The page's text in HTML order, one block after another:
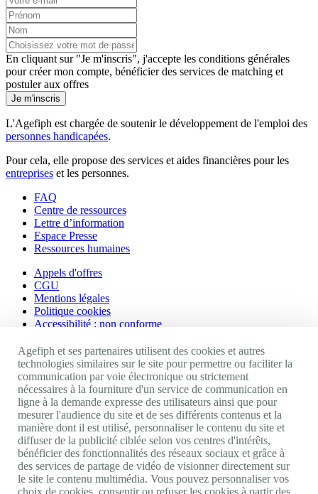
En cliquant sur "Je m'inscris", j'accepte les conditions générales
pour créer mon compte, bénéficier des services de matching et
postuler aux offres
Je m'inscris
L'Agefiph est chargée de soutenir le développement de l'emploi des
personnes handicapées.
Pour cela, elle propose des services et aides financières pour les
entreprises et les personnes.
FAQ
Centre de ressources
Lettre d’information
Espace Presse
Ressources humaines
Appels d'offres
CGU
Mentions légales
Politique cookies
Accessibilité : non conforme
Nos autres sites
Site portail Agefiph
Activateur de progrès
Handinnov
Innovation et recherche
Université du RRH
Service AppuiPro
Nous suivre
Agefiph et ses partenaires utilisent des cookies et autres
technologies similaires sur le site pour permettre ou faciliter la
communication par voie électronique ou strictement
nécessaires à la fourniture d'un service de communication en
ligne à la demande expresse des utilisateurs ainsi que pour
mesurer l'audience du site et de ses différents contenus et la
manière dont il est utilisé, personnaliser le contenu du site et
diffuser de la publicité ciblée selon vos centres d'intérêts,
bénéficier des fonctionnalités des réseaux sociaux et grâce à
des services de partage de vidéo de visionner directement sur
le site le contenu multimédia. Vous pouvez personnaliser vos
choix de cookies, consentir ou refuser les cookies à partir des